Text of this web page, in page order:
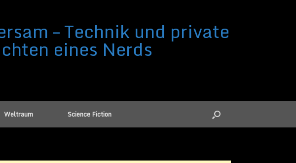
– Technik und private
eines Nerds
Weltraum Science Fiction